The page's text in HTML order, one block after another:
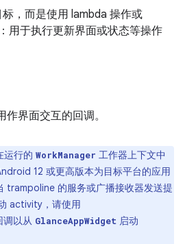
，而是使用 lambda 操作或
：用于执行更新界面或状态等操作
界面交互的回调。
运行的 WorkManager 工作器上下文中
12 或更高版本为目标平台的应用
trampoline 的服务或广播接收器发送提
activity，请使用
调以从 GlanceAppWidget 启动